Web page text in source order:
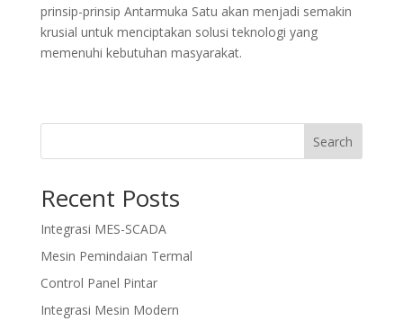
prinsip-prinsip Antarmuka Satu akan menjadi semakin
krusial untuk menciptakan solusi teknologi yang
memenuhi kebutuhan masyarakat.
Search
Recent Posts
Integrasi MES-SCADA
Mesin Pemindaian Termal
Control Panel Pintar
Integrasi Mesin Modern